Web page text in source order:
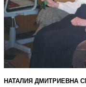
НАТАЛИЯ ДМИТРИЕВНА